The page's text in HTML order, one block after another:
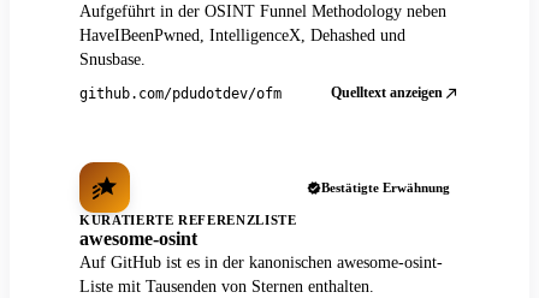
Aufgeführt in der OSINT Funnel Methodology neben
HaveIBeenPwned, IntelligenceX, Dehashed und
Snusbase.
github.com/pdudotdev/ofm Quelltext anzeigen
Bestätigte Erwähnung
KURATIERTE REFERENZLISTE
awesome-osint
Auf GitHub ist es in der kanonischen awesome-osint-
Liste mit Tausenden von Sternen enthalten.